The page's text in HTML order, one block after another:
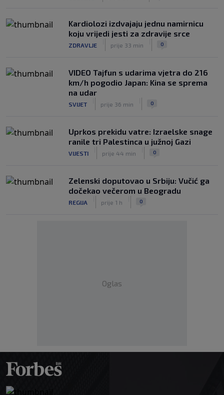
Kardiolozi izdvajaju jednu namirnicu
koju vrijedi jesti za zdravije srce
ZDRAVLJE prije 33 min 0
VIDEO Tajfun s udarima vjetra do 216
km/h pogodio Japan: Kina se sprema
na udar
SVIJET prije 36 min 0
Uprkos prekidu vatre: Izraelske snage
ranile tri Palestinca u južnoj Gazi
VIJESTI prije 44 min 0
Zelenski doputovao u Srbiju: Vučić ga
dočekao večerom u Beogradu
REGIJA prije 1 h 0
Oglas